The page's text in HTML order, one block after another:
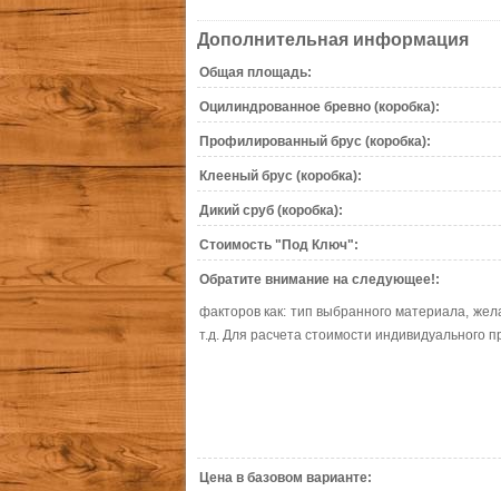
Дополнительная информация
Общая площадь:
Оцилиндрованное бревно (коробка):
Профилированный брус (коробка):
Клееный брус (коробка):
Дикий сруб (коробка):
Стоимость "Под Ключ":
Обратите внимание на следующее!:
факторов как: тип выбранного материала,
т.д. Для расчета стоимости индивидуального
Цена в базовом варианте: